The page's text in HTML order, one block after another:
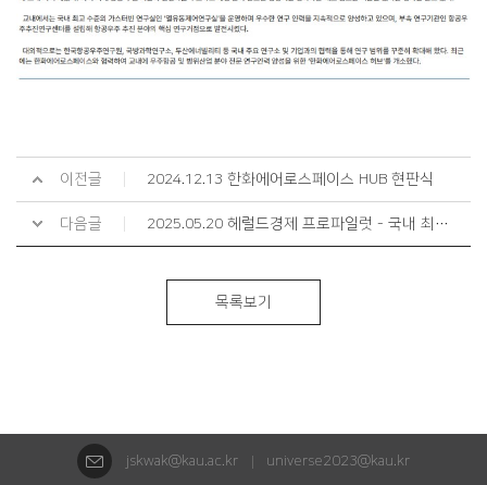
이전글 2024.12.13 한화에어로스페이스 HUB 현판식
다음글 2025.05.20 헤럴드경제 프로파일럿 - 국내 최고수준 가스터빈 엔진 연구
목록보기
jskwak@kau.ac.kr universe2023@kau.kr